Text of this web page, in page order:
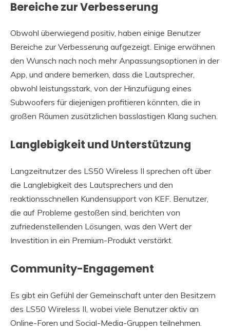
Bereiche zur Verbesserung
Obwohl überwiegend positiv, haben einige Benutzer
Bereiche zur Verbesserung aufgezeigt. Einige erwähnen
den Wunsch nach noch mehr Anpassungsoptionen in der
App, und andere bemerken, dass die Lautsprecher,
obwohl leistungsstark, von der Hinzufügung eines
Subwoofers für diejenigen profitieren könnten, die in
großen Räumen zusätzlichen basslastigen Klang suchen.
Langlebigkeit und Unterstützung
Langzeitnutzer des LS50 Wireless II sprechen oft über
die Langlebigkeit des Lautsprechers und den
reaktionsschnellen Kundensupport von KEF. Benutzer,
die auf Probleme gestoßen sind, berichten von
zufriedenstellenden Lösungen, was den Wert der
Investition in ein Premium-Produkt verstärkt.
Community-Engagement
Es gibt ein Gefühl der Gemeinschaft unter den Besitzern
des LS50 Wireless II, wobei viele Benutzer aktiv an
Online-Foren und Social-Media-Gruppen teilnehmen.